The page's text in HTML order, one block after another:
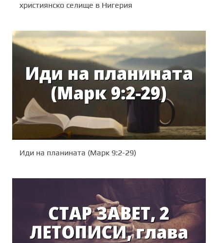
християнско селище в Нигерия
Иди на планината (Марк 9:2-29)